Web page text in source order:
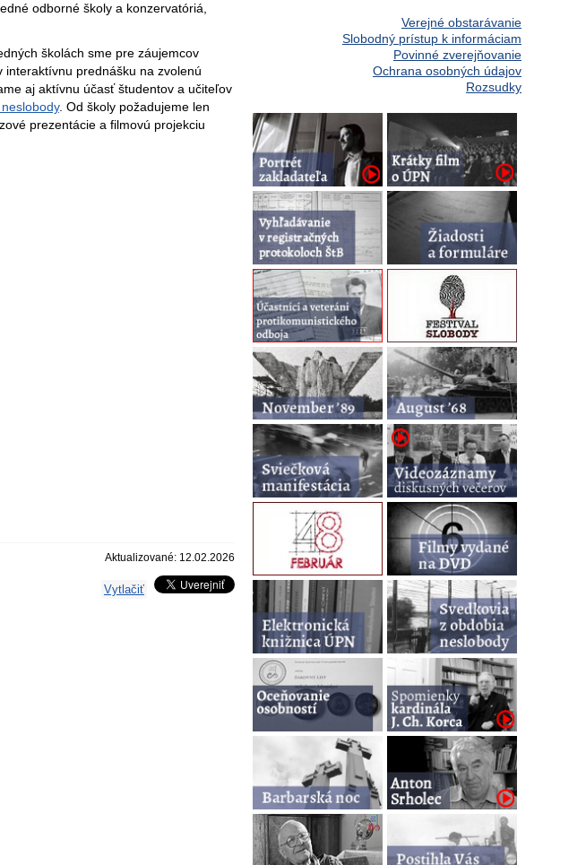
odborné školy a konzervatóriá,
školách sme pre záujemcov
prednášku na zvolenú
aj aktívnu účasť študentov a učiteľov
. Od školy požadujeme len
prezentácie a filmovú projekciu
Aktualizované: 12.02.2026
Vytlačiť
Verejné obstarávanie
Slobodný prístup k informáciam
Povinné zverejňovanie
Ochrana osobných údajov
Rozsudky